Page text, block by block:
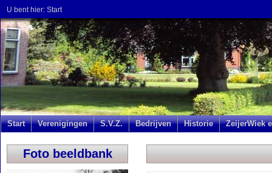
U bent hier: Start
Start Verenigingen S.V.Z. Bedrijven Historie ZeijerWiek
Foto beeldbank